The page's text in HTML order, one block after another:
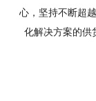
心，坚持不断超
化解决方案的供